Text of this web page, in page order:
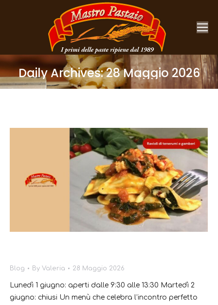
Daily Archives:28 Maggio 2026
You are here:
Blog By Valeria 28 Maggio 2026
Lunedì 1 giugno: aperti dalle 9:30 alle 13:30 Martedì 2
giugno: chiusi Un menù che celebra l’incontro perfetto